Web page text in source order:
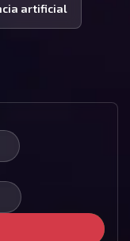
artificial